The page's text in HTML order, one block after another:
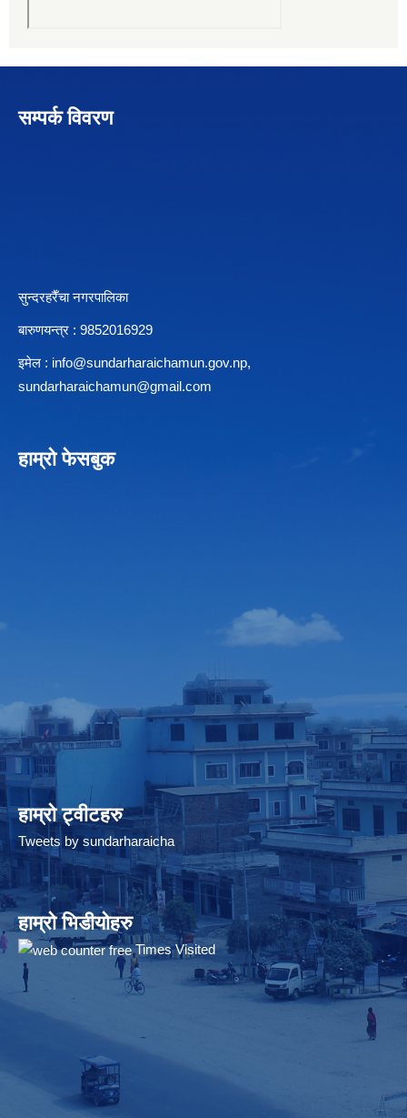
सम्पर्क विवरण
सुन्दरहरैँचा नगरपालिका
बारुणयन्त्र : 9852016929
इमेल : info@sundarharaichamun.gov.np,
sundarharaichamun@gmail.com
हाम्रो फेसबुक
हाम्रो ट्वीटहरु
Tweets by sundarharaicha
हाम्रो भिडीयोहरु
Times Visited